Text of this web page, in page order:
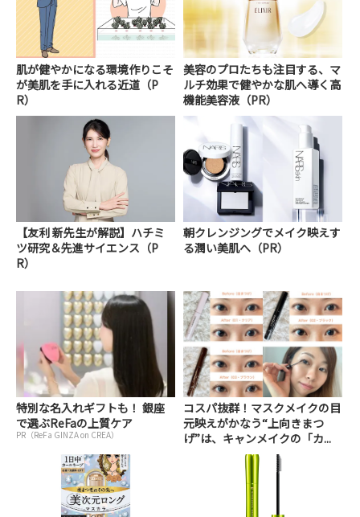
肌が健やかになる環境作りこそ
が美肌を手に入れる近道（P
R）
美容のプロたちも注目する、マ
ルチ効果で健やかな肌へ導く高
機能美容液（PR）
【友利 新先生が解説】ハチミ
ツ研究＆先進サイエンス（P
R）
朝クレンジングでメイク映えす
る潤い美肌へ（PR）
特別な名入れギフトも！ 銀座
で選ぶReFaの上質ケア
PR（ReFa GINZA on CREA）
コスパ抜群！マスクメイクの目
元映えがかなう“上向きまつ
げ”は、キャンメイクの「カ...